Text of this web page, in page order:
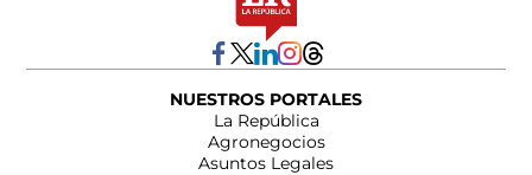
NUESTROS PORTALES
La República
Agronegocios
Asuntos Legales